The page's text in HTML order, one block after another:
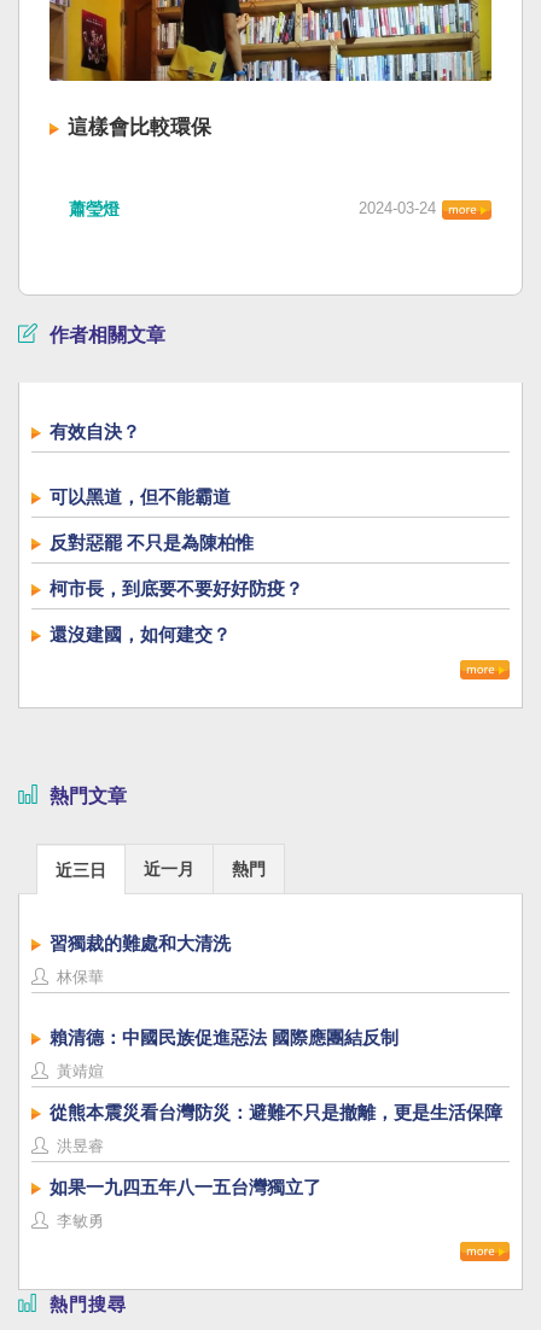
這樣會比較環保
蕭瑩燈 2024-03-24
作者相關文章
有效自決？
可以黑道，但不能霸道
反對惡罷 不只是為陳柏惟
柯市長，到底要不要好好防疫？
還沒建國，如何建交？
熱門文章
近三日 近一月 熱門
習獨裁的難處和大清洗
林保華
賴清德：中國民族促進惡法 國際應團結反制
黃靖媗
從熊本震災看台灣防災：避難不只是撤離，更是生活保障
洪昱睿
如果一九四五年八一五台灣獨立了
李敏勇
熱門搜尋